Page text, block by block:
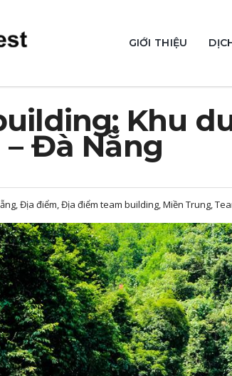
GIỚI THIỆU
Khu
Đà Nẵng
Địa điểm, Địa điểm team building, Miền Trung,